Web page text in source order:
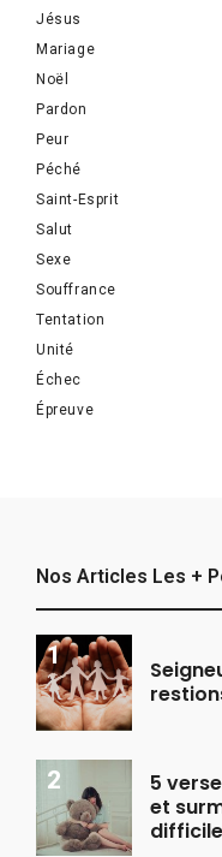
Jésus
Mariage
Noël
Pardon
Peur
Péché
Saint-Esprit
Salut
Sexe
Souffrance
Tentation
Unité
Échec
Épreuve
Nos Articles Les +
5
et